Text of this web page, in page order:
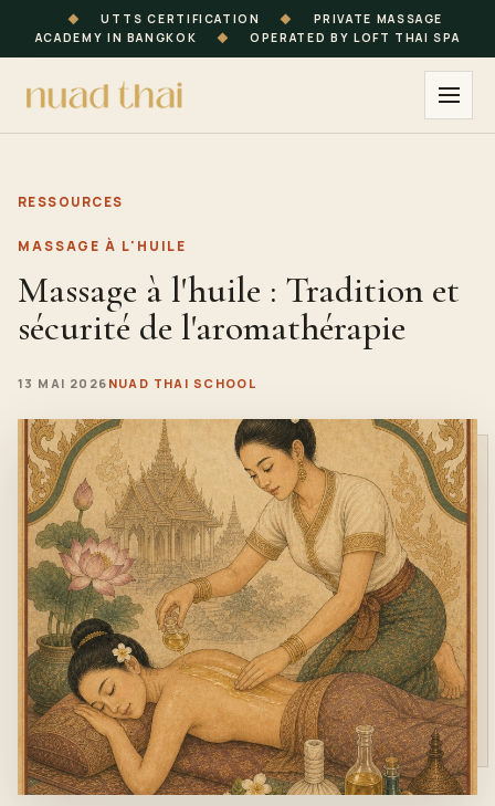
◆ UTTS CERTIFICATION ◆
PRIVATE MASSAGE
ACADEMY IN BANGKOK
◆ OPERATED BY LOFT THAI SPA
RESSOURCES
MASSAGE À L'HUILE
Massage à l'huile : Tradition et
sécurité de l'aromathérapie
13 MAI 2026 NUAD THAI SCHOOL